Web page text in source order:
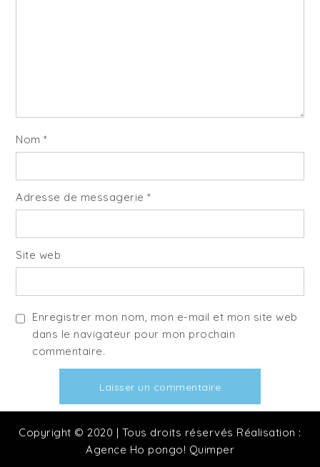
Nom*
Adresse de messagerie*
Site web
Enregistrer mon nom, mon e-mail et mon site web
dans le navigateur pour mon prochain
commentaire.
Copyright © 2020 | Tous droits réservés Réalisation :
Agence Ho pongo! Quimper